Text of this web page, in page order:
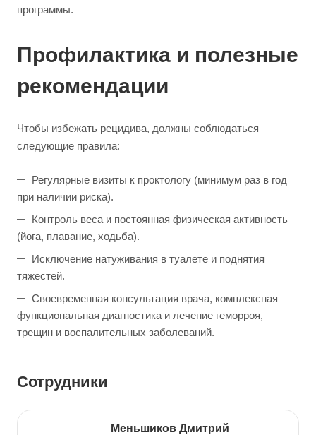
программы.
Профилактика и полезные
рекомендации
Чтобы избежать рецидива, должны соблюдаться
следующие правила:
Регулярные визиты к проктологу (минимум раз в год
при наличии риска).
Контроль веса и постоянная физическая активность
(йога, плавание, ходьба).
Исключение натуживания в туалете и поднятия
тяжестей.
Своевременная консультация врача, комплексная
функциональная диагностика и лечение геморроя,
трещин и воспалительных заболеваний.
Сотрудники
Меньшиков Дмитрий